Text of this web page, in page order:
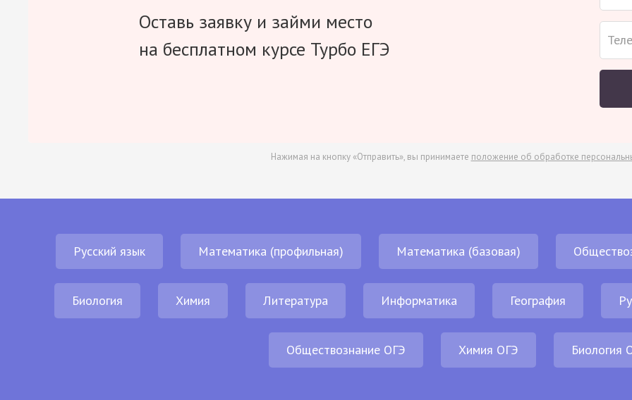
Оставь заявку и займи место
на бесплатном курсе Турбо ЕГЭ
Нажимая на кнопку «Отправить», вы принимаете положение об обработке
Русский язык Математика (профильная) Математика (базовая)
Биология Химия Литература Информатика География
Обществознание ОГЭ Химия ОГЭ Биология